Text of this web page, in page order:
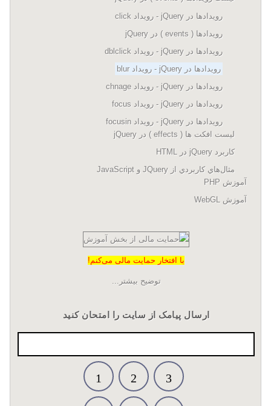
رویدادها در jQuery - رویداد click
رویدادها ( events ) در jQuery
رویدادها در jQuery - رویداد dblclick
رویدادها در jQuery - رویداد blur
رویدادها در jQuery - رویداد chnage
رویدادها در jQuery - رویداد focus
رویدادها در jQuery - رویداد focusin
لیست افکت ها ( effects ) در jQuery
کاربرد jQuery در HTML
مثال‌هاي کاربردي از JQuery و JavaScript
آموزش PHP
آموزش WebGL
با افتخار حمایت مالی می‌کنم!
توضیح بیشتر...
ارسال پیامک از سایت را امتحان کنید
1 2 3